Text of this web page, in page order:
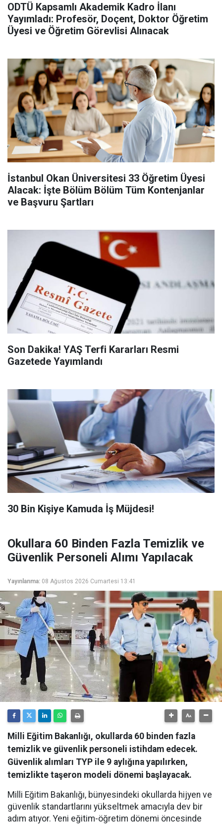
ODTÜ Kapsamlı Akademik Kadro İlanı
Yayımladı: Profesör, Doçent, Doktor Öğretim
Üyesi ve Öğretim Görevlisi Alınacak
İstanbul Okan Üniversitesi 33 Öğretim Üyesi
Alacak: İşte Bölüm Bölüm Tüm Kontenjanlar
ve Başvuru Şartları
Son Dakika! YAŞ Terfi Kararları Resmi
Gazetede Yayımlandı
​30 Bin Kişiye Kamuda İş Müjdesi!
Okullara 60 Binden Fazla Temizlik ve
Güvenlik Personeli Alımı Yapılacak
Yayınlanma: 08 Ağustos 2026 Cumartesi 13:41
Milli Eğitim Bakanlığı, okullarda 60 binden fazla
temizlik ve güvenlik personeli istihdam edecek.
Güvenlik alımları TYP ile 9 aylığına yapılırken,
temizlikte taşeron modeli dönemi başlayacak.
Milli Eğitim Bakanlığı, bünyesindeki okullarda hijyen ve
güvenlik standartlarını yükseltmek amacıyla dev bir
adım atıyor. Yeni eğitim-öğretim dönemi öncesinde